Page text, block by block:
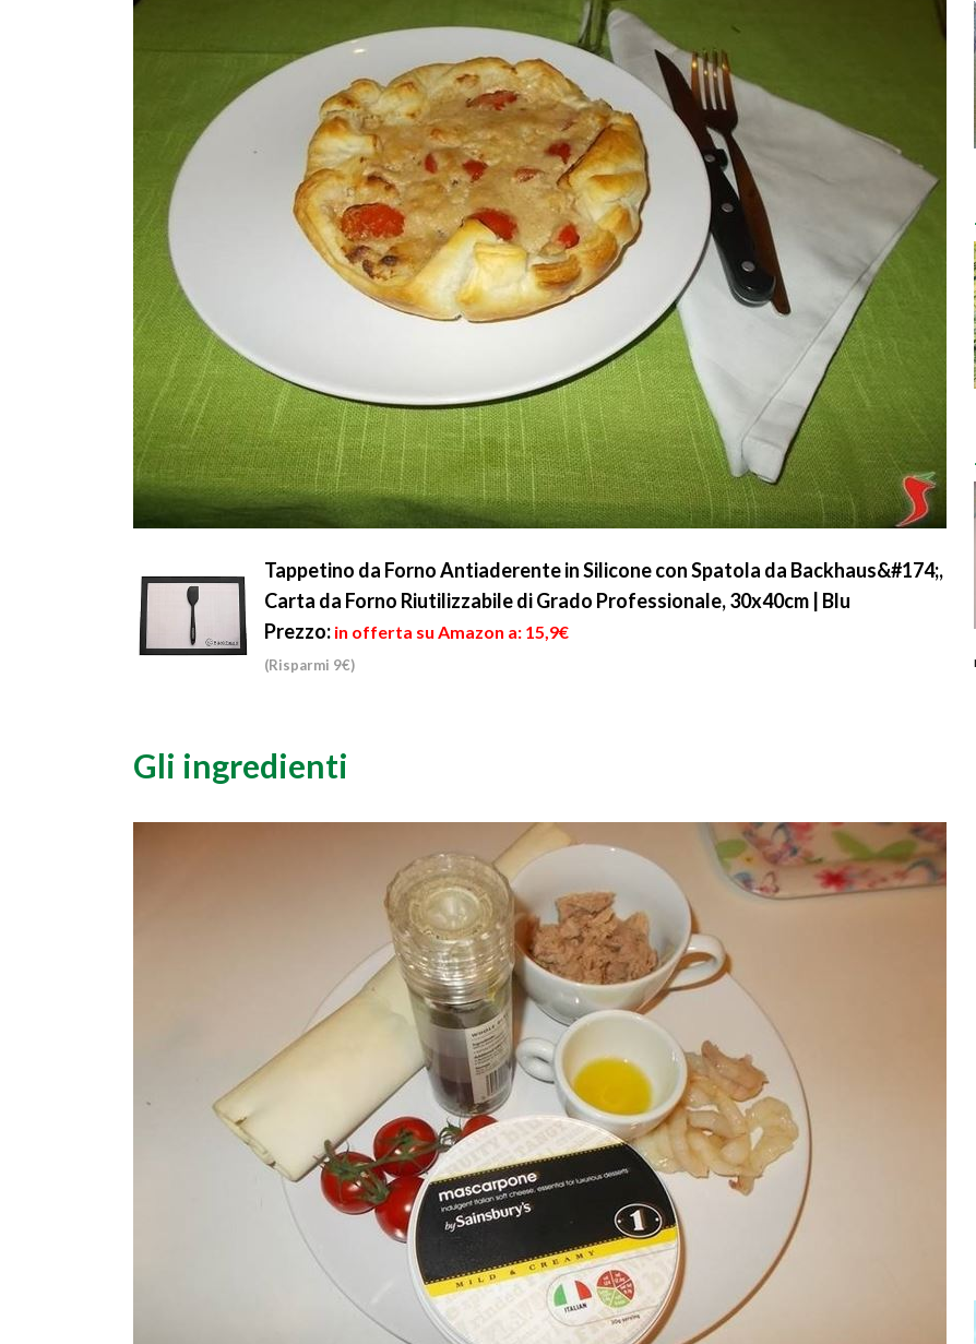
Tappetino da Forno Antiaderente in Silicone con Spatola da Backhaus&#174;,
Carta da Forno Riutilizzabile di Grado Professionale, 30x40cm | Blu
Prezzo: in offerta su Amazon a: 15,9€
(Risparmi 9€)
Gli ingredienti